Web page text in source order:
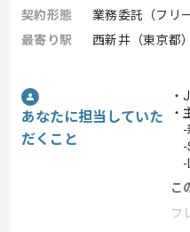
契約形態
業務委託（フリ
最寄り駅
西新井（東京都
あなたに担当していた
だくこと
・
・
-
-
-
こ
フ